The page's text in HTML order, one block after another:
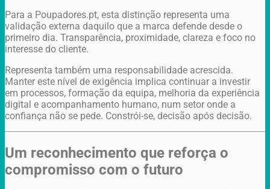
Para a Poupadores.pt, esta distinção representa uma
validação externa daquilo que a marca defende desde o
primeiro dia. Transparência, proximidade, clareza e foco no
interesse do cliente.
Representa também uma responsabilidade acrescida.
Manter este nível de exigência implica continuar a investir
em processos, formação da equipa, melhoria da experiência
digital e acompanhamento humano, num setor onde a
confiança não se pede. Constrói-se, decisão após decisão.
Um reconhecimento que reforça o
compromisso com o futuro